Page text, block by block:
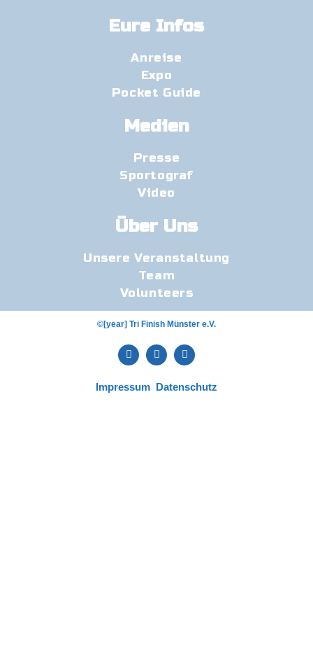
Eure Infos
Anreise
Expo
Pocket Guide
Medien
Presse
Sportograf
Video
Über Uns
Unsere Veranstaltung
Team
Volunteers
©[year] Tri Finish Münster e.V.
Impressum Datenschutz